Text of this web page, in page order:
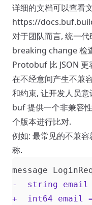
详细的文档可以查看
https://
对于团队而言, 统一
breaking change 检
Protobuf 比 JSON 更
在不经意间产生不兼
和约束, 让开发人员
buf 提供一个非兼容
个版本进行比对.
例如: 最常见的不兼
称.